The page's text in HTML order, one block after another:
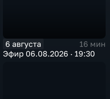
6 августа
16 мин
Эфир 06.08.2026 · 19:30